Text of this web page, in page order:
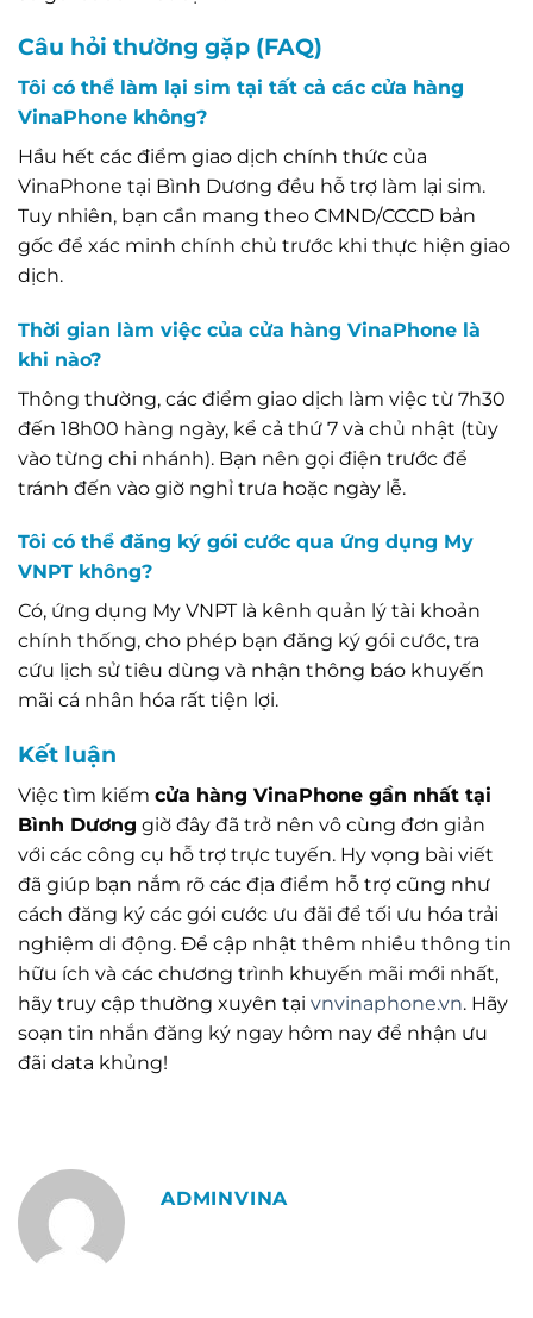
Câu hỏi thường gặp (FAQ)
Tôi có thể làm lại sim tại tất cả các cửa hàng
VinaPhone không?
Hầu hết các điểm giao dịch chính thức của
VinaPhone tại Bình Dương đều hỗ trợ làm lại sim.
Tuy nhiên, bạn cần mang theo CMND/CCCD bản
gốc để xác minh chính chủ trước khi thực hiện giao
dịch.
Thời gian làm việc của cửa hàng VinaPhone là
khi nào?
Thông thường, các điểm giao dịch làm việc từ 7h30
đến 18h00 hàng ngày, kể cả thứ 7 và chủ nhật (tùy
vào từng chi nhánh). Bạn nên gọi điện trước để
tránh đến vào giờ nghỉ trưa hoặc ngày lễ.
Tôi có thể đăng ký gói cước qua ứng dụng My
VNPT không?
Có, ứng dụng My VNPT là kênh quản lý tài khoản
chính thống, cho phép bạn đăng ký gói cước, tra
cứu lịch sử tiêu dùng và nhận thông báo khuyến
mãi cá nhân hóa rất tiện lợi.
Kết luận
Việc tìm kiếm cửa hàng VinaPhone gần nhất tại
Bình Dương giờ đây đã trở nên vô cùng đơn giản
với các công cụ hỗ trợ trực tuyến. Hy vọng bài viết
đã giúp bạn nắm rõ các địa điểm hỗ trợ cũng như
cách đăng ký các gói cước ưu đãi để tối ưu hóa trải
nghiệm di động. Để cập nhật thêm nhiều thông tin
hữu ích và các chương trình khuyến mãi mới nhất,
hãy truy cập thường xuyên tại vnvinaphone.vn. Hãy
soạn tin nhắn đăng ký ngay hôm nay để nhận ưu
đãi data khủng!
ADMINVINA